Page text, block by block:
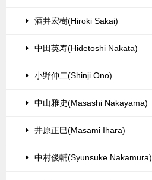
酒井宏樹(Hiroki Sakai)
中田英寿(Hidetoshi Nakata)
小野伸二(Shinji Ono)
中山雅史(Masashi Nakayama)
井原正巳(Masami Ihara)
中村俊輔(Syunsuke Nakamura)